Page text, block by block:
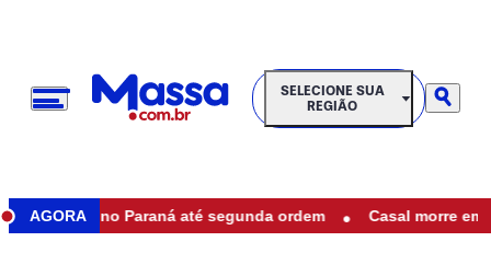
SELECIONE SUA REGIÃO
SELECIONE SUA
REGIÃO
AGORA
no Paraná até segunda ordem • Casal morre em